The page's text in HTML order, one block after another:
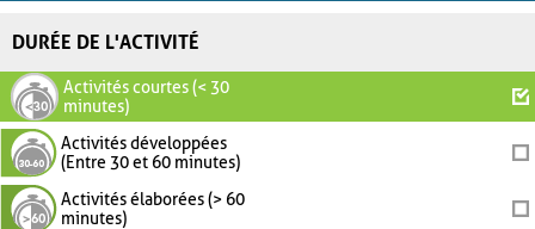
DURÉE DE L'ACTIVITÉ
Activités courtes (< 30
minutes)
Activités développées
(Entre 30 et 60 minutes)
Activités élaborées (> 60
minutes)